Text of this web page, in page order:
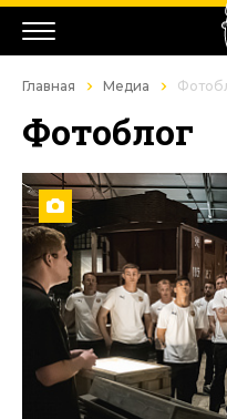
Главная Медиа
Фотоблог